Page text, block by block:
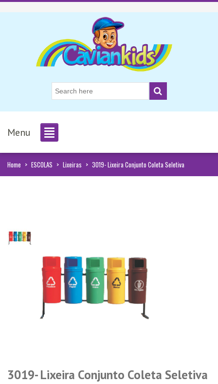
Menu
Home > ESCOLAS > Lixeiras > 3019- Lixeira Conjunto Coleta Seletiva
3019- Lixeira Conjunto Coleta Seletiva